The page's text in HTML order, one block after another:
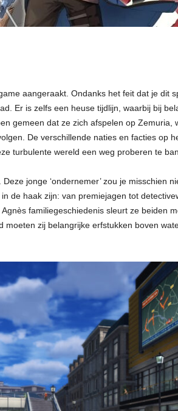
aangeraakt. Ondanks het feit dat je dit
Er is zelfs een heuse tijdlijn, waarbij bij
gemeen dat ze zich afspelen op Zemuria,
De verschillende naties en facties op
turbulente wereld een weg proberen te
jonge ‘ondernemer’ zou je misschien
de haak zijn: van premiejagen tot
familiegeschiedenis sleurt ze beiden
zij belangrijke erfstukken boven